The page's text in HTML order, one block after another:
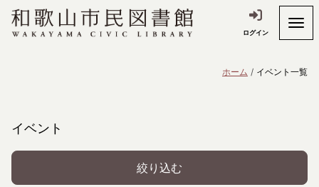
ログイン
ホーム イベント一覧
イベント
絞り込む